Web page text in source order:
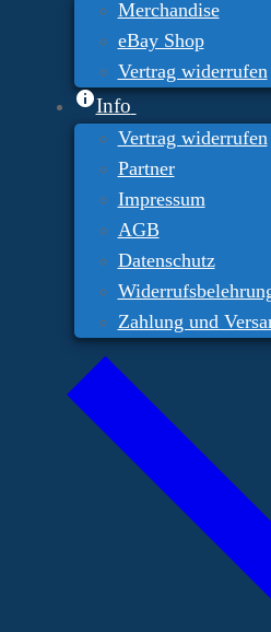
Merchandise
eBay Shop
Vertrag widerrufen
Info
Vertrag widerrufen
Partner
Impressum
AGB
Datenschutz
Zahlung und